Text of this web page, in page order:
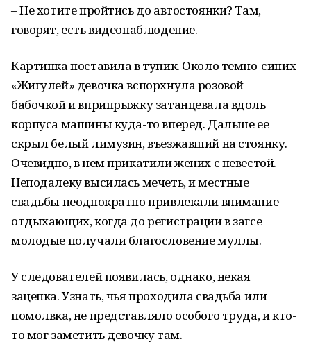
– Не хотите пройтись до автостоянки? Там,
говорят, есть видеонаблюдение.
Картинка поставила в тупик. Около темно-синих
«Жигулей» девочка вспорхнула розовой
бабочкой и вприпрыжку затанцевала вдоль
корпуса машины куда-то вперед. Дальше ее
скрыл белый лимузин, въезжавший на стоянку.
Очевидно, в нем прикатили жених с невестой.
Неподалеку высилась мечеть, и местные
свадьбы неоднократно привлекали внимание
отдыхающих, когда до регистрации в загсе
молодые получали благословение муллы.
У следователей появилась, однако, некая
зацепка. Узнать, чья проходила свадьба или
помолвка, не представляло особого труда, и кто-
то мог заметить девочку там.